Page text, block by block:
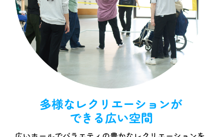
多様なレクリエーションが
できる広い空間